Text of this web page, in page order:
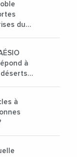
du
à
à